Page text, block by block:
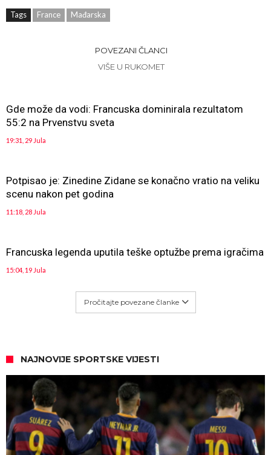
Tags France Mađarska
POVEZANI ČLANCI
VIŠE U RUKOMET
Gde može da vodi: Francuska dominirala rezultatom
55:2 na Prvenstvu sveta
19:31, 29 Jula
Potpisao je: Zinedine Zidane se konačno vratio na veliku
scenu nakon pet godina
11:18, 28 Jula
Francuska legenda uputila teške optužbe prema igračima
15:04, 19 Jula
Pročitajte povezane članke
NAJNOVIJE SPORTSKE VIJESTI